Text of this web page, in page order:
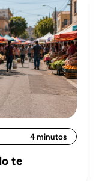
4 minutos
te